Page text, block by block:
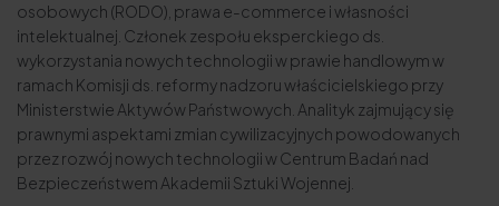
osobowych (RODO), prawa e-commerce i własności
intelektualnej. Członek zespołu eksperckiego ds.
wykorzystania nowych technologii w prawie handlowym w
ramach Komisji ds. reformy nadzoru właścicielskiego przy
Ministerstwie Aktywów Państwowych. Analityk zajmujący się
prawnymi aspektami zmian cywilizacyjnych powodowanych
przez rozwój nowych technologii w Centrum Badań nad
Bezpieczeństwem Akademii Sztuki Wojennej.